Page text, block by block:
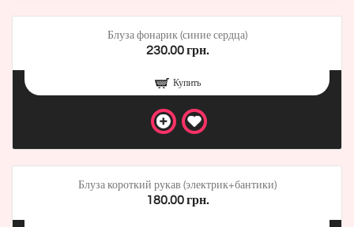
Блуза фонарик (синие сердца)
230.00 грн.
Купить
Блуза короткий рукав (электрик+бантики)
180.00 грн.